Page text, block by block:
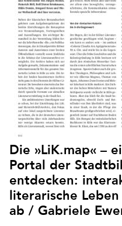
Die »LiK.map« –
Portal der
entdecken:
literarische
ab / Gabriele